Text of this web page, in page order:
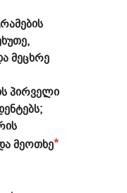
მეცხრე
პირველი
მეოთხე*